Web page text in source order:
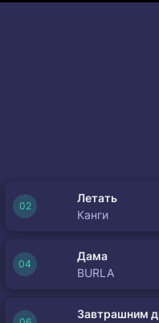
Летать
Канги
Дама
BURLA
Завтрашним